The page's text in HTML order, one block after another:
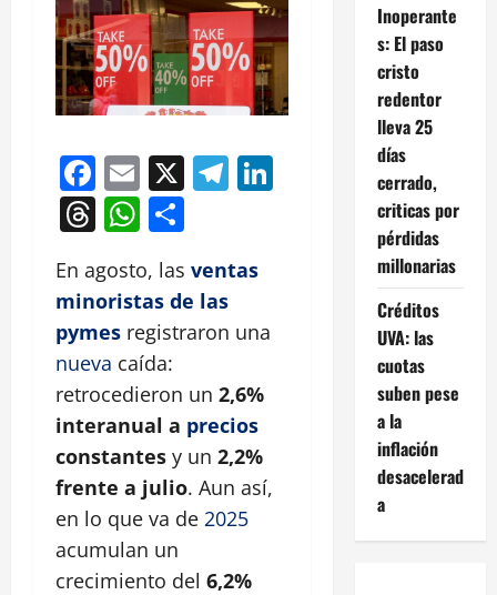
Facebook
Email
X Telegram
LinkedIn
Threads
WhatsApp
En agosto, las ventas
minoristas de las
pymes registraron una
nueva caída:
retrocedieron un 2,6%
interanual a precios
constantes y un 2,2%
frente a julio. Aun así,
en lo que va de 2025
acumulan un
crecimiento del 6,2%
Inoperante
s: El paso
cristo
redentor
lleva 25
días
cerrado,
criticas por
pérdidas
millonarias
Créditos
UVA: las
cuotas
suben pese
a la
inflación
desacelerad
a